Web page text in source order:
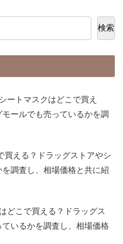
検索
ートマスクはどこで買え
ールでも売っているかを調
買える？ドラッグストアやシ
調査し、相場価格と共に紹
どこで買える？ドラッグス
いるかを調査し、相場価格